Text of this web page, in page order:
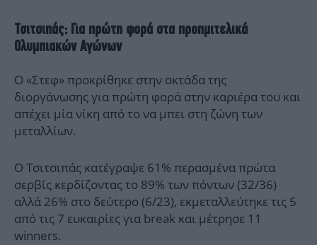
Τσιτσιπάς: Για πρώτη φορά στα προημιτελικά
Ολυμπιακών Αγώνων
Ο «Στεφ» προκρίθηκε στην οκτάδα της
διοργάνωσης για πρώτη φορά στην καριέρα του και
απέχει μία νίκη από το να μπει στη ζώνη των
μεταλλίων.
Ο Τσιτσιπάς κατέγραψε 61% περασμένα πρώτα
σερβίς κερδίζοντας το 89% των πόντων (32/36)
αλλά 26% στο δεύτερο (6/23), εκμεταλλεύτηκε τις 5
από τις 7 ευκαιρίες για break και μέτρησε 11
winners.